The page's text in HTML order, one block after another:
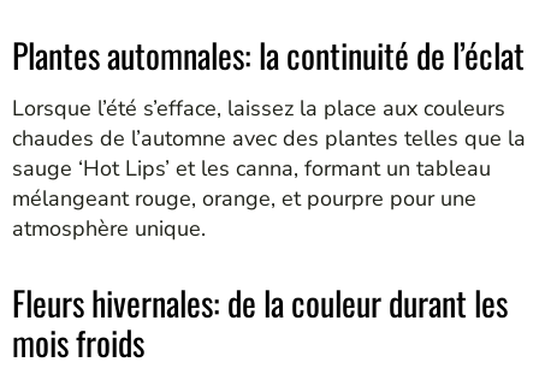
Plantes automnales: la continuité de l’éclat
Lorsque l’été s’efface, laissez la place aux couleurs
chaudes de l’automne avec des plantes telles que la
sauge ‘Hot Lips’ et les canna, formant un tableau
mélangeant rouge, orange, et pourpre pour une
atmosphère unique.
Fleurs hivernales: de la couleur durant les
mois froids